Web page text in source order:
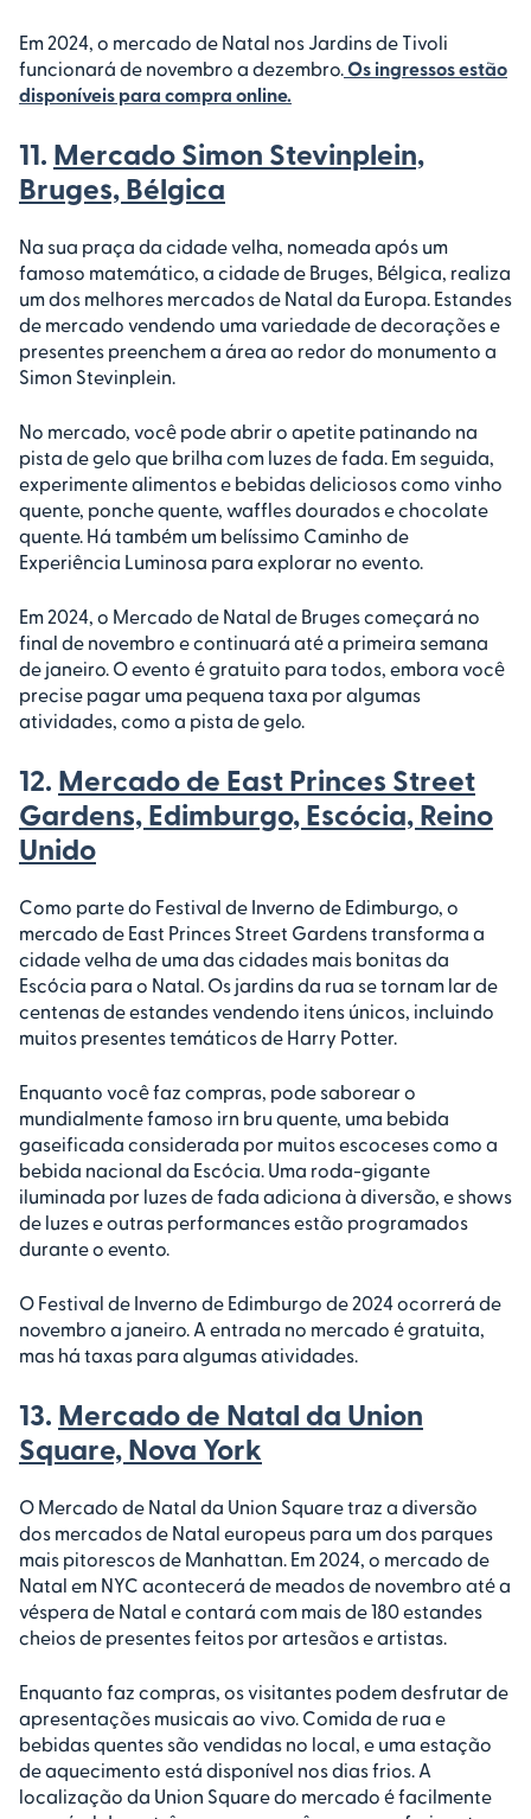
Em 2024, o mercado de Natal nos Jardins de Tivoli
funcionará de novembro a dezembro.Os ingressos estão
disponíveis para compra online.
11. Mercado Simon Stevinplein,
Bruges, Bélgica
Na sua praça da cidade velha, nomeada após um
famoso matemático, a cidade de Bruges, Bélgica, realiza
um dos melhores mercados de Natal da Europa. Estandes
de mercado vendendo uma variedade de decorações e
presentes preenchem a área ao redor do monumento a
Simon Stevinplein.
No mercado, você pode abrir o apetite patinando na
pista de gelo que brilha com luzes de fada. Em seguida,
experimente alimentos e bebidas deliciosos como vinho
quente, ponche quente, waffles dourados e chocolate
quente. Há também um belíssimo Caminho de
Experiência Luminosa para explorar no evento.
Em 2024, o Mercado de Natal de Bruges começará no
final de novembro e continuará até a primeira semana
de janeiro. O evento é gratuito para todos, embora você
precise pagar uma pequena taxa por algumas
atividades, como a pista de gelo.
12. Mercado de East Princes Street
Gardens, Edimburgo, Escócia, Reino
Unido
Como parte do Festival de Inverno de Edimburgo, o
mercado de East Princes Street Gardens transforma a
cidade velha de uma das cidades mais bonitas da
Escócia para o Natal. Os jardins da rua se tornam lar de
centenas de estandes vendendo itens únicos, incluindo
muitos presentes temáticos de Harry Potter.
Enquanto você faz compras, pode saborear o
mundialmente famoso irn bru quente, uma bebida
gaseificada considerada por muitos escoceses como a
bebida nacional da Escócia. Uma roda-gigante
iluminada por luzes de fada adiciona à diversão, e shows
de luzes e outras performances estão programados
durante o evento.
O Festival de Inverno de Edimburgo de 2024 ocorrerá de
novembro a janeiro. A entrada no mercado é gratuita,
mas há taxas para algumas atividades.
13. Mercado de Natal da Union
Square, Nova York
O Mercado de Natal da Union Square traz a diversão
dos mercados de Natal europeus para um dos parques
mais pitorescos de Manhattan. Em 2024, o mercado de
Natal em NYC acontecerá de meados de novembro até a
véspera de Natal e contará com mais de 180 estandes
cheios de presentes feitos por artesãos e artistas.
Enquanto faz compras, os visitantes podem desfrutar de
apresentações musicais ao vivo. Comida de rua e
bebidas quentes são vendidas no local, e uma estação
de aquecimento está disponível nos dias frios. A
localização da Union Square do mercado é facilmente